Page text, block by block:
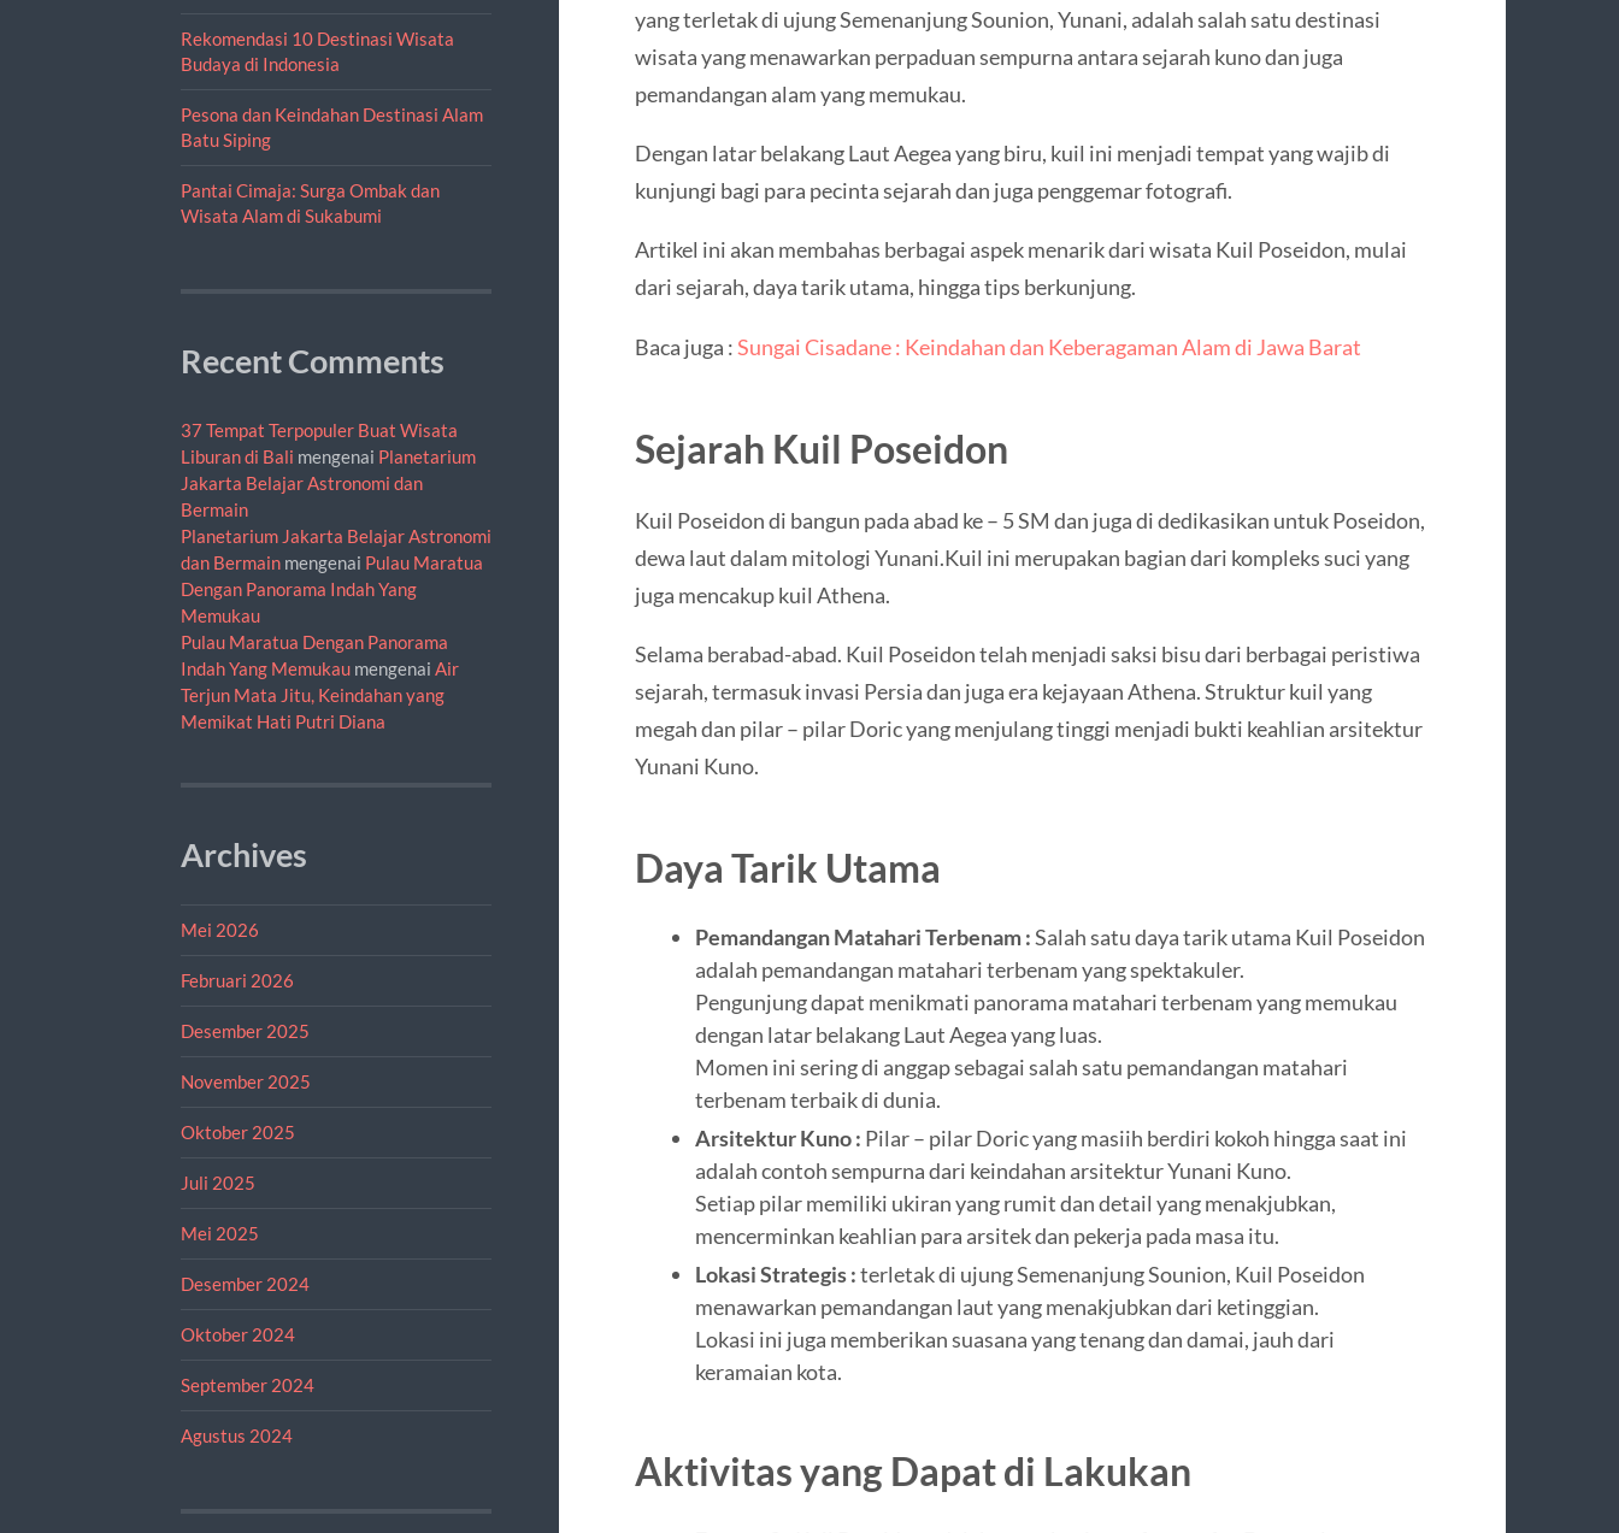
Rekomendasi 10 Destinasi Wisata
Budaya di Indonesia
Pesona dan Keindahan Destinasi Alam
Batu Siping
Pantai Cimaja: Surga Ombak dan
Wisata Alam di Sukabumi
Recent Comments
37 Tempat Terpopuler Buat Wisata
Liburan di Bali mengenai Planetarium
Jakarta Belajar Astronomi dan
Bermain
Planetarium Jakarta Belajar Astronomi
dan Bermainmengenai Pulau Maratua
Dengan Panorama Indah Yang
Memukau
Pulau Maratua Dengan Panorama
Indah Yang Memukaumengenai Air
Terjun Mata Jitu, Keindahan yang
Memikat Hati Putri Diana
Archives
Mei 2026
Februari 2026
Desember 2025
November 2025
Oktober 2025
Juli 2025
Mei 2025
Desember 2024
Oktober 2024
September 2024
Agustus 2024
yang terletak di ujung Semenanjung Sounion, Yunani, adalah salah satu destinasi
wisata yang menawarkan perpaduan sempurna antara sejarah kuno dan juga
pemandangan alam yang memukau.
Dengan latar belakang Laut Aegea yang biru, kuil ini menjadi tempat yang wajib di
kunjungi bagi para pecinta sejarah dan juga penggemar fotografi.
Artikel ini akan membahas berbagai aspek menarik dari wisata Kuil Poseidon, mulai
dari sejarah, daya tarik utama, hingga tips berkunjung.
Baca juga :Sungai Cisadane : Keindahan dan Keberagaman Alam di Jawa Barat
Sejarah Kuil Poseidon
Kuil Poseidon di bangun pada abad ke – 5 SM dan juga di dedikasikan untuk Poseidon,
dewa laut dalam mitologi Yunani.Kuil ini merupakan bagian dari kompleks suci yang
juga mencakup kuil Athena.
Selama berabad-abad. Kuil Poseidon telah menjadi saksi bisu dari berbagai peristiwa
sejarah, termasuk invasi Persia dan juga era kejayaan Athena. Struktur kuil yang
megah dan pilar – pilar Doric yang menjulang tinggi menjadi bukti keahlian arsitektur
Yunani Kuno.
Daya Tarik Utama
Pemandangan Matahari Terbenam :Salah satu daya tarik utama Kuil Poseidon
adalah pemandangan matahari terbenam yang spektakuler.
Pengunjung dapat menikmati panorama matahari terbenam yang memukau
dengan latar belakang Laut Aegea yang luas.
Momen ini sering di anggap sebagai salah satu pemandangan matahari
terbenam terbaik di dunia.
Arsitektur Kuno : Pilar – pilar Doric yang masiih berdiri kokoh hingga saat ini
adalah contoh sempurna dari keindahan arsitektur Yunani Kuno.
Setiap pilar memiliki ukiran yang rumit dan detail yang menakjubkan,
mencerminkan keahlian para arsitek dan pekerja pada masa itu.
Lokasi Strategis :terletak di ujung Semenanjung Sounion, Kuil Poseidon
menawarkan pemandangan laut yang menakjubkan dari ketinggian.
Lokasi ini juga memberikan suasana yang tenang dan damai, jauh dari
keramaian kota.
Aktivitas yang Dapat di Lakukan